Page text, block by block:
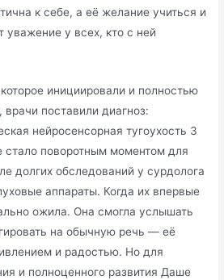
к себе, а её желание учиться и
уважение у всех, кто с ней
инициировали и полностью
врачи поставили диагноз:
нейросенсорная тугоухость 3
стало поворотным моментом для
долгих обследований у сурдолога
аппараты. Когда их впервые
ожила. Она смогла услышать
на обычную речь — её
и радостью. Но для
и полноценного развития Даше